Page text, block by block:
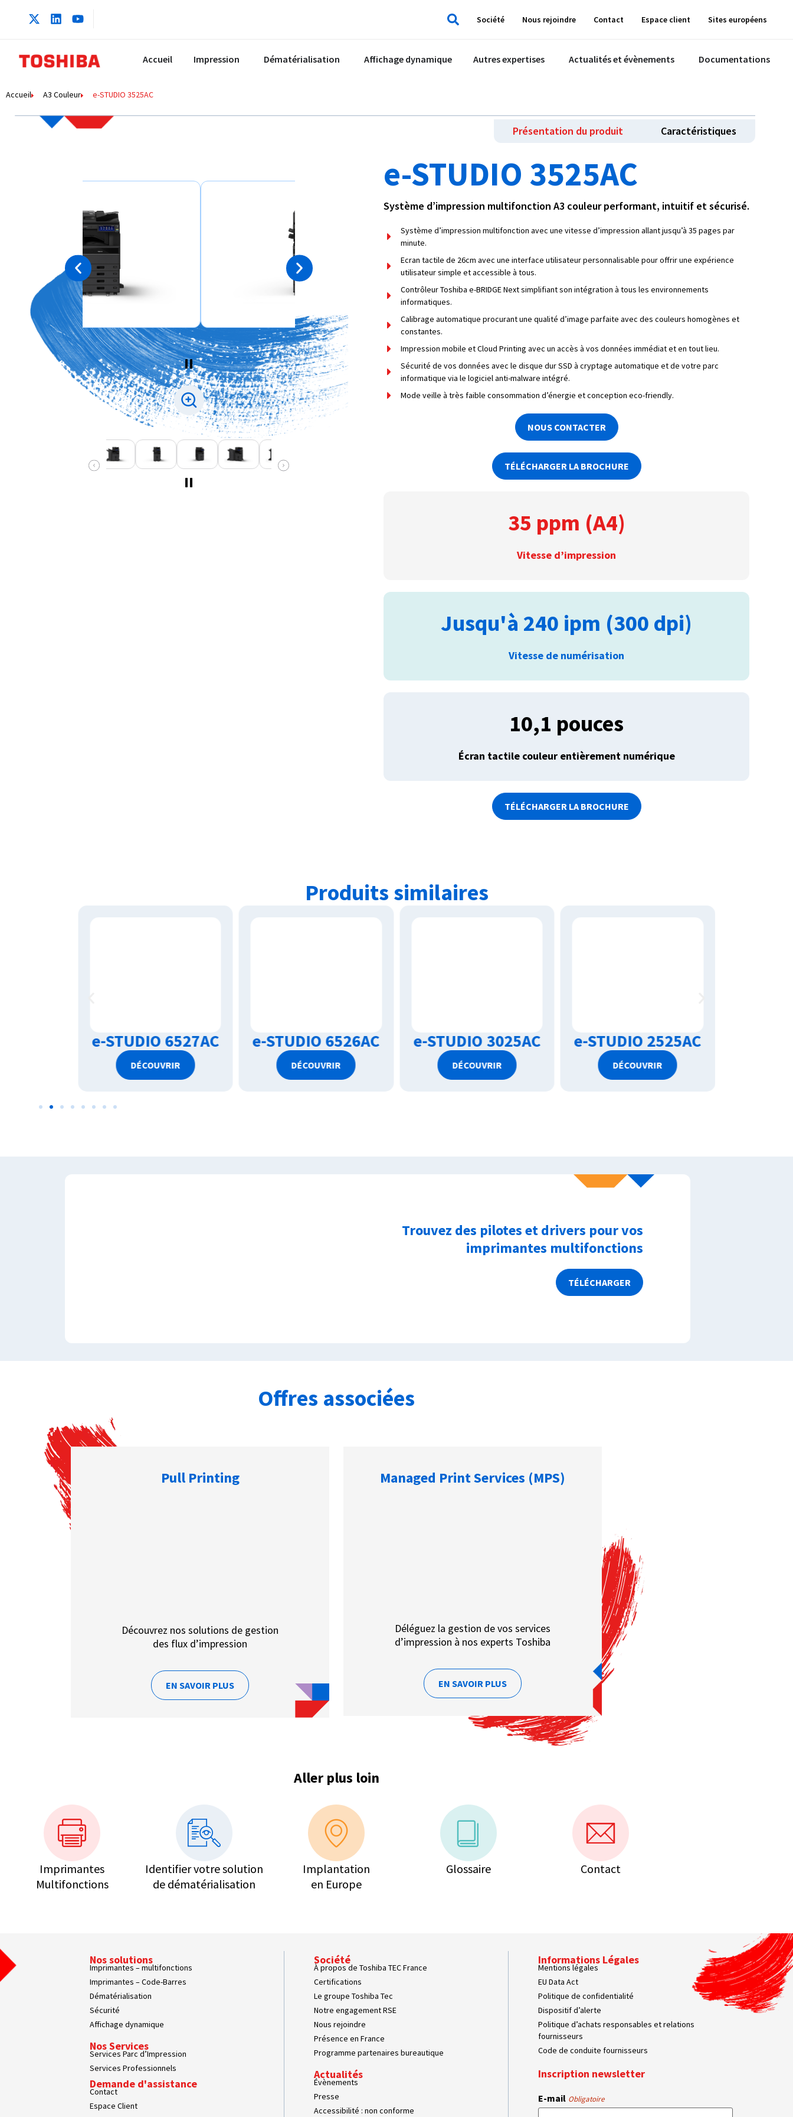
Société Nous rejoindre Contact Espace client Sites européens
Accueil Impression Dématérialisation Affichage dynamique Autres expertises Actualités et évènements Documentations
Accueil A3 Couleur e-STUDIO 3525AC
Présentation du produit Caractéristiques
e-STUDIO 3525AC
Système d’impression multifonction A3 couleur performant, intuitif et sécurisé.
Système d’impression multifonction avec une vitesse d’impression allant jusqu’à 35 pages par
minute.
Ecran tactile de 26cm avec une interface utilisateur personnalisable pour offrir une expérience
utilisateur simple et accessible à tous.
Contrôleur Toshiba e-BRIDGE Next simplifiant son intégration à tous les environnements
informatiques.
Calibrage automatique procurant une qualité d’image parfaite avec des couleurs homogènes et
constantes.
Impression mobile et Cloud Printing avec un accès à vos données immédiat et en tout lieu.
Sécurité de vos données avec le disque dur SSD à cryptage automatique et de votre parc
informatique via le logiciel anti-malware intégré.
Mode veille à très faible consommation d’énergie et conception eco-friendly.
NOUS CONTACTER
TÉLÉCHARGER LA BROCHURE
35 ppm (A4)
Vitesse d’impression
Jusqu'à 240 ipm (300 dpi)
Vitesse de numérisation
10,1 pouces
Écran tactile couleur entièrement numérique
TÉLÉCHARGER LA BROCHURE
Produits similaires
e-STUDIO 6527AC
DÉCOUVRIR
e-STUDIO 6526AC
DÉCOUVRIR
e-STUDIO 3025AC
DÉCOUVRIR
e-STUDIO 2525AC
DÉCOUVRIR
Trouvez des pilotes et drivers pour vos
imprimantes multifonctions
TÉLÉCHARGER
Offres associées
Pull Printing
Découvrez nos solutions de gestion
des flux d’impression
EN SAVOIR PLUS
Managed Print Services (MPS)
Déléguez la gestion de vos services
d’impression à nos experts Toshiba
EN SAVOIR PLUS
Aller plus loin
Imprimantes
Multifonctions
Identifier votre solution
de dématérialisation
Implantation
en Europe
Glossaire Contact
Nos solutions
Imprimantes – multifonctions
Imprimantes – Code-Barres
Dématérialisation
Sécurité
Affichage dynamique
Nos Services
Services Parc d’Impression
Services Professionnels
Demande d'assistance
Contact
Espace Client
Société
À propos de Toshiba TEC France
Certifications
Le groupe Toshiba Tec
Notre engagement RSE
Nous rejoindre
Présence en France
Programme partenaires bureautique
Actualités
Évènements
Presse
Accessibilité : non conforme
Informations Légales
Mentions légales
EU Data Act
Politique de confidentialité
Dispositif d’alerte
Politique d’achats responsables et relations
fournisseurs
Code de conduite fournisseurs
Inscription newsletter
E-mail Obligatoire